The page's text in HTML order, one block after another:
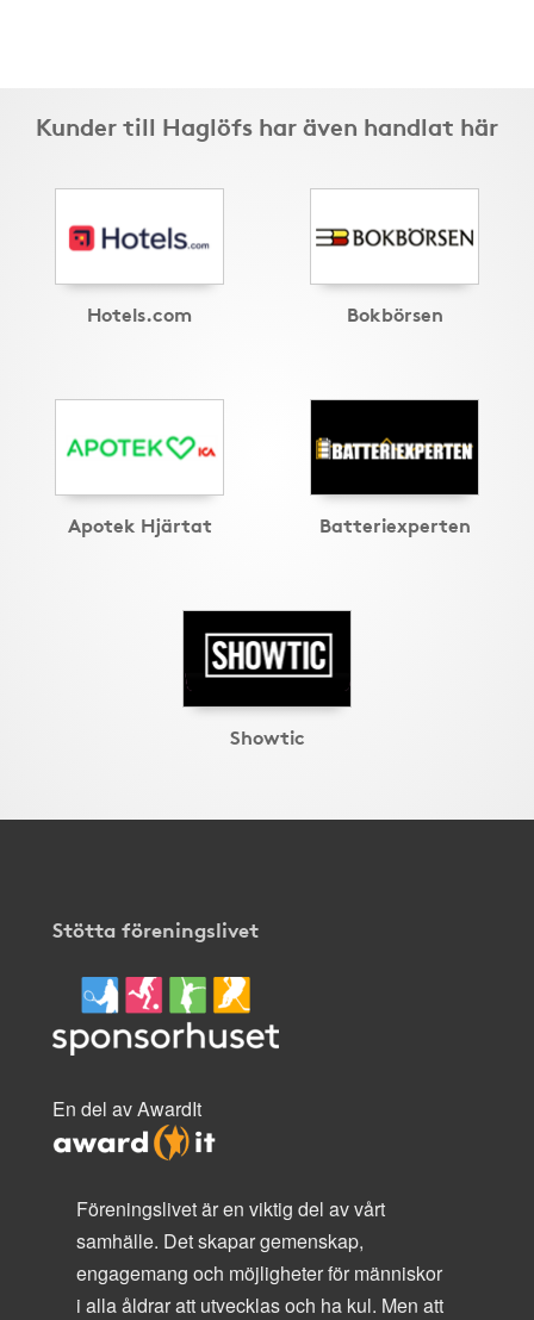
Kunder till Haglöfs har även handlat här
Hotels.com Bokbörsen
Apotek Hjärtat Batteriexperten
Showtic
Stötta föreningslivet
En del av AwardIt
Föreningslivet är en viktig del av vårt
samhälle. Det skapar gemenskap,
engagemang och möjligheter för människor
i alla åldrar att utvecklas och ha kul. Men att